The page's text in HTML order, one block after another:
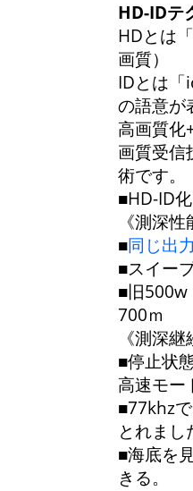
HD-IDテ
HDとは
画質）
IDとは
の語意が
高画質
画質受信
術です。
■HD-ID
《測深
■同じ出
■スイー
■旧500w
700ｍ
《測深
■停止状
高速モー
■77khz
とれまし
■海底を
きる。